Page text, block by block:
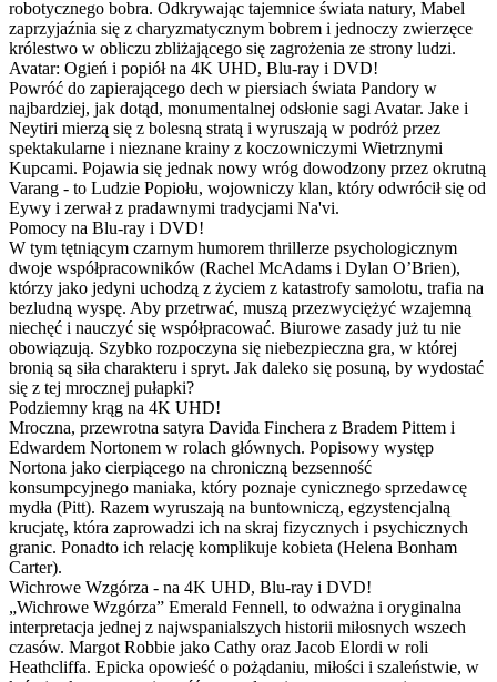
robotycznego bobra. Odkrywając tajemnice świata natury, Mabel
zaprzyjaźnia się z charyzmatycznym bobrem i jednoczy zwierzęce
królestwo w obliczu zbliżającego się zagrożenia ze strony ludzi.
Avatar: Ogień i popiół na 4K UHD, Blu-ray i DVD!
Powróć do zapierającego dech w piersiach świata Pandory w
najbardziej, jak dotąd, monumentalnej odsłonie sagi Avatar. Jake i
Neytiri mierzą się z bolesną stratą i wyruszają w podróż przez
spektakularne i nieznane krainy z koczowniczymi Wietrznymi
Kupcami. Pojawia się jednak nowy wróg dowodzony przez okrutną
Varang - to Ludzie Popiołu, wojowniczy klan, który odwrócił się od
Eywy i zerwał z pradawnymi tradycjami Na'vi.
Pomocy na Blu-ray i DVD!
W tym tętniącym czarnym humorem thrillerze psychologicznym
dwoje współpracowników (Rachel McAdams i Dylan O’Brien),
którzy jako jedyni uchodzą z życiem z katastrofy samolotu, trafia na
bezludną wyspę. Aby przetrwać, muszą przezwyciężyć wzajemną
niechęć i nauczyć się współpracować. Biurowe zasady już tu nie
obowiązują. Szybko rozpoczyna się niebezpieczna gra, w której
bronią są siła charakteru i spryt. Jak daleko się posuną, by wydostać
się z tej mrocznej pułapki?
Podziemny krąg na 4K UHD!
Mroczna, przewrotna satyra Davida Finchera z Bradem Pittem i
Edwardem Nortonem w rolach głównych. Popisowy występ
Nortona jako cierpiącego na chroniczną bezsenność
konsumpcyjnego maniaka, który poznaje cynicznego sprzedawcę
mydła (Pitt). Razem wyruszają na buntowniczą, egzystencjalną
krucjatę, która zaprowadzi ich na skraj fizycznych i psychicznych
granic. Ponadto ich relację komplikuje kobieta (Helena Bonham
Carter).
Wichrowe Wzgórza - na 4K UHD, Blu-ray i DVD!
„Wichrowe Wzgórza” Emerald Fennell, to odważna i oryginalna
interpretacja jednej z najwspanialszych historii miłosnych wszech
czasów. Margot Robbie jako Cathy oraz Jacob Elordi w roli
Heathcliffa. Epicka opowieść o pożądaniu, miłości i szaleństwie, w